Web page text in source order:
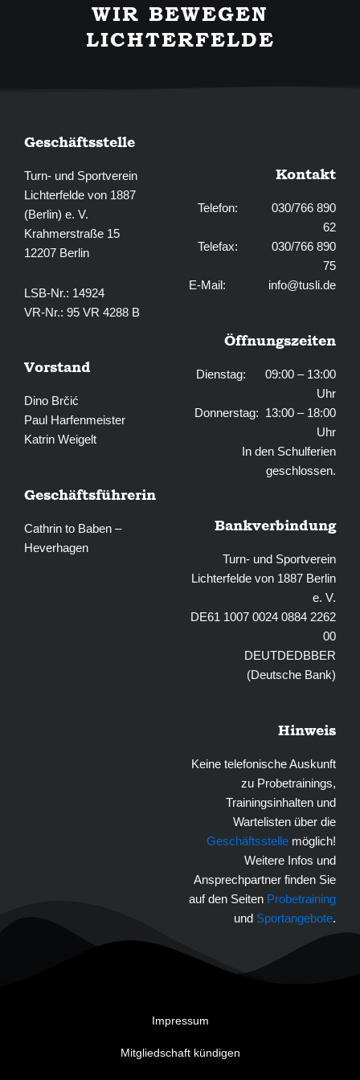
o
o
k
-
g
r
a
m
WIR BEWEGEN
LICHTERFELDE
Geschäftsstelle
Turn- und Sportverein
Lichterfelde von 1887
(Berlin) e. V.
Krahmerstraße 15
12207 Berlin
LSB-Nr.: 14924
VR-Nr.: 95 VR 4288 B
Vorstand
Dino Brčić
Paul Harfenmeister
Katrin Weigelt
Geschäftsführerin
Cathrin to Baben –
Heverhagen
Kontakt
Telefon: 030/766 890
62
Telefax: 030/766 890
75
E-Mail: info@tusli.de
Öffnungszeiten
Dienstag: 09:00 – 13:00
Uhr
Donnerstag: 13:00 – 18:00
Uhr
In den Schulferien
geschlossen.
Bankverbindung
Turn- und Sportverein
Lichterfelde von 1887 Berlin
e. V.
DE61 1007 0024 0884 2262
00
DEUTDEDBBER
(Deutsche Bank)
Hinweis
Keine telefonische Auskunft
zu Probetrainings,
Trainingsinhalten und
Wartelisten über die
Geschäftsstelle möglich!
Weitere Infos und
Ansprechpartner finden Sie
auf den Seiten Probetraining
und Sportangebote.
Impressum
Mitgliedschaft kündigen